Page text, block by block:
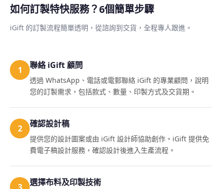
如何訂製特快服務？6個簡單步驟
iGift 的訂製流程簡單透明，從諮詢到交貨，全程專人跟進。
1 聯絡 iGift 顧問
透過 WhatsApp、電話或電郵聯絡 iGift 的專業顧問，說明
您的訂製需求，包括款式、數量、印製方式及交貨期。
2 確認設計稿
提供您的設計圖案或由 iGift 設計師協助創作。iGift 提供免
費電子稿設計服務，確認設計後進入生產流程。
3 選擇布料及印製技術